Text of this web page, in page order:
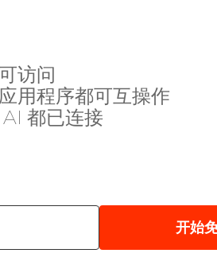
访问
用程序都可互操作
都已连接
开始